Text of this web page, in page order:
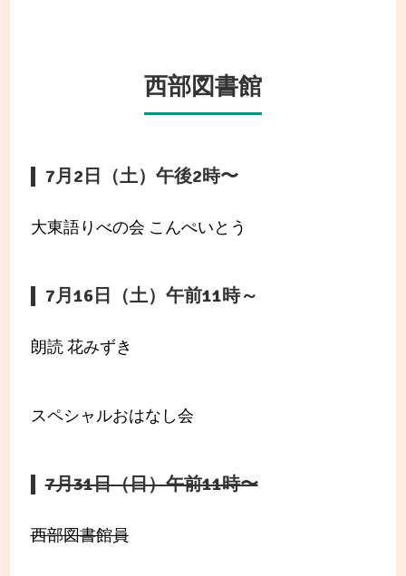
西部図書館
7月2日（土）午後2時〜
大東語りべの会 こんぺいとう
7月16日（土）午前11時～
朗読 花みずき
スペシャルおはなし会
7月31日（日）午前11時〜
西部図書館員